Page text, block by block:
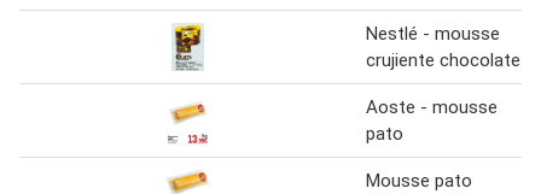
Nestlé - mousse
crujiente chocolate
Aoste - mousse
pato
Mousse pato